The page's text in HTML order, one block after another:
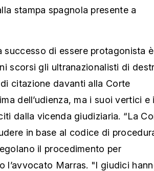
stampa spagnola presente a
successo di essere protagonista è
scorsi gli ultranazionalisti di
citazione davanti alla Corte
dell’udienza, ma i suoi vertici e i
dalla vicenda giudiziaria. “La
in base al codice di
il procedimento per
l’avvocato Marras. "I giudici